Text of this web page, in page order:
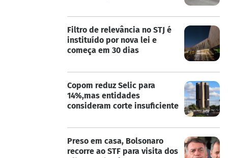
Filtro de relevância no STJ é
instituído por nova lei e
começa em 30 dias
Copom reduz Selic para
14%,mas entidades
consideram corte insuficiente
Preso em casa, Bolsonaro
recorre ao STF para visita dos